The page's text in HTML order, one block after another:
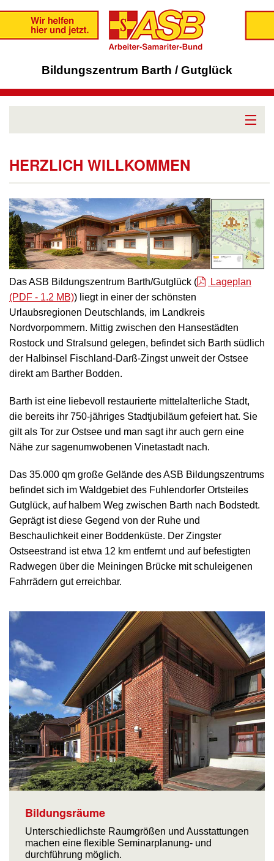
Bildungszentrum Barth / Gutglück
BAFzA
BFD/FsJ
Ferienwohnung
Region
Anfahrt
Kontakt
HERZLICH WILLKOMMEN
Das ASB Bildungszentrum Barth/Gutglück (
Lageplan
(PDF - 1.2 MB)) liegt in einer der schönsten
Urlaubsregionen Deutschlands, im Landkreis
Nordvorpommern. Mittig zwischen den Hansestädten
Rostock und Stralsund gelegen, befindet sich Barth südlich
der Halbinsel Fischland-Darß-Zingst unweit der Ostsee
direkt am Barther Bodden.
Barth ist eine liebevoll restaurierte mittelalterliche Stadt,
die bereits ihr 750-jähriges Stadtjubiläum gefeiert hat. Sie
gilt als Tor zur Ostsee und man sagt ihr auch gern eine
Nähe zur sagenumwobenen Vinetastadt nach.
Das 35.000 qm große Gelände des ASB Bildungszentrums
befindet sich im Waldgebiet des Fuhlendorfer Ortsteiles
Gutglück, auf halbem Weg zwischen Barth nach Bodstedt.
Geprägt ist diese Gegend von der Ruhe und
Beschaulichkeit einer Boddenküste. Der Zingster
Ostseestrand ist etwa 12 km entfernt und auf befestigten
Radwegen über die Meiningen Brücke mit schuleigenen
Fahrrädern gut erreichbar.
Bildungsräume
Unterschiedlichste Raumgrößen und Ausstattungen
machen eine flexible Seminarplanung- und
durchführung möglich.